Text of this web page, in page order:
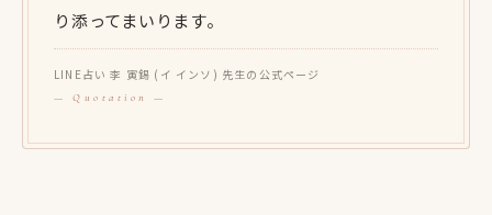
り添ってまいります。
LINE占い 李 寅錫 (イ インソ) 先生の公式ページ